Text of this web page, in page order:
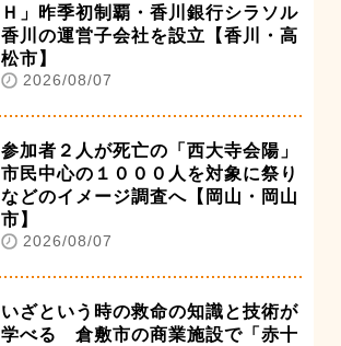
Ｈ」昨季初制覇・香川銀行シラソル
香川の運営子会社を設立【香川・高
松市】
2026/08/07
参加者２人が死亡の「西大寺会陽」
市民中心の１０００人を対象に祭り
などのイメージ調査へ【岡山・岡山
市】
2026/08/07
いざという時の救命の知識と技術が
学べる 倉敷市の商業施設で「赤十